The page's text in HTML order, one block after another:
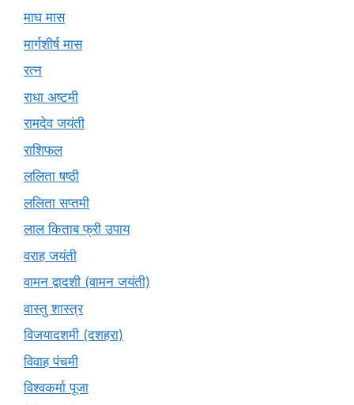
माघ मास
मार्गशीर्ष मास
रत्न
राधा अष्टमी
रामदेव जयंती
राशिफल
ललिता षष्ठी
ललिता सप्तमी
लाल किताब फ्री उपाय
वराह जयंती
वामन द्वादशी (वामन जयंती)
वास्तु शास्त्र
विजयादशमी (दशहरा)
विवाह पंचमी
विश्वकर्मा पूजा